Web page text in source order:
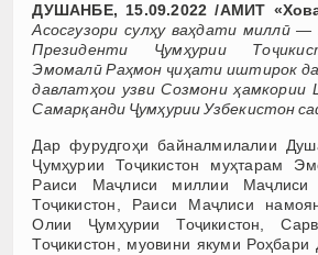
ДУШАНБЕ, 15.09.2022 /АМИТ
Асосгузори сулҳу ваҳдати миллӣ
Президенти Ҷумҳурии
Эмомалӣ Раҳмон ҷиҳати иштирок
давлатҳои узви Созмони ҳамкории
Самарқанди Ҷумҳурии Узбекистон
Дар фурудгоҳи байналмилалии
Ҷумҳурии Тоҷикистон муҳтарам
Раиси Маҷлиси миллии Маҷлиси
Тоҷикистон, Раиси Маҷлиси
Олии Ҷумҳурии Тоҷикистон,
Тоҷикистон, муовини якуми Роҳбари